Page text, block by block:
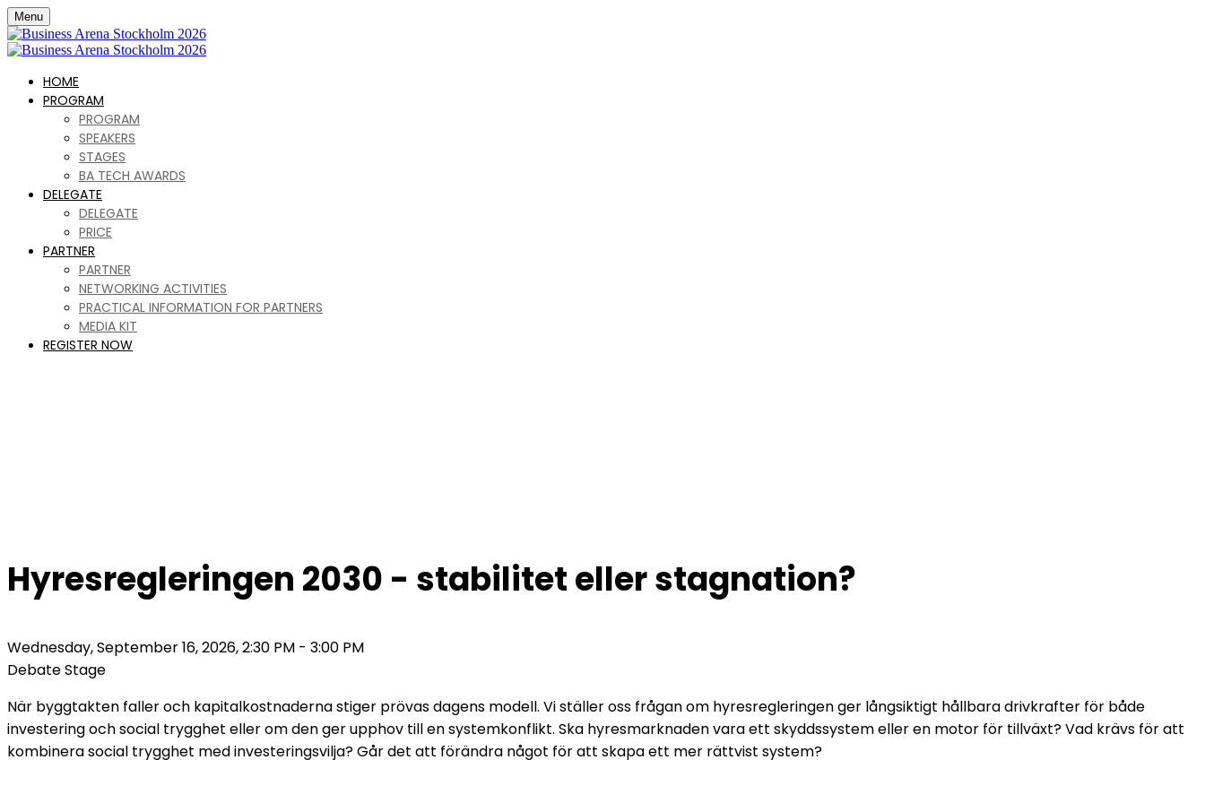
Menu
HOME
PROGRAM
PROGRAM
SPEAKERS
STAGES
BA TECH AWARDS
DELEGATE
DELEGATE
PRICE
PARTNER
PARTNER
NETWORKING ACTIVITIES
PRACTICAL INFORMATION FOR PARTNERS
MEDIA KIT
REGISTER NOW
Hyresregleringen 2030 - stabilitet eller stagnation?
Wednesday, September 16, 2026, 2:30 PM - 3:00 PM
Debate Stage
När byggtakten faller och kapitalkostnaderna stiger prövas dagens modell. Vi ställer oss frågan om hyresregleringen ger långsiktigt hållbara drivkrafter för både
investering och social trygghet eller om den ger upphov till en systemkonflikt. Ska hyresmarknaden vara ett skyddssystem eller en motor för tillväxt? Vad krävs för att
kombinera social trygghet med investeringsvilja? Går det att förändra något för att skapa ett mer rättvist system?